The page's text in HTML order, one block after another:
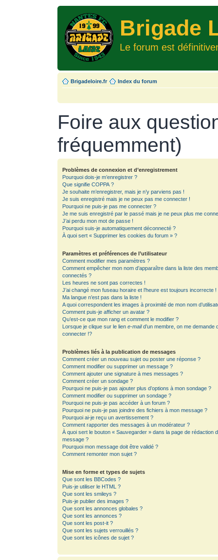
Brigade
Le forum est
Brigadeloire.fr Index du forum
Foire aux
fréquemment)
Problèmes de connexion et d’enregistrement
Pourquoi dois-je m’enregistrer ?
Que signifie COPPA ?
Je souhaite m’enregistrer, mais je n’y parviens pas !
Je suis enregistré mais je ne peux pas me connecter !
Pourquoi ne puis-je pas me connecter ?
Je me suis enregistré par le passé mais je ne peux plus me
J’ai perdu mon mot de passe !
Pourquoi suis-je automatiquement déconnecté ?
À quoi sert « Supprimer les cookies du forum » ?
Paramètres et préférences de l’utilisateur
Comment modifier mes paramètres ?
Comment empêcher mon nom d’apparaître dans la liste des
connectés ?
Les heures ne sont pas correctes !
J’ai changé mon fuseau horaire et l’heure est toujours incorrecte !
Ma langue n’est pas dans la liste !
A quoi correspondent les images à proximité de mon nom
Comment puis-je afficher un avatar ?
Qu’est-ce que mon rang et comment le modifier ?
Lorsque je clique sur le lien e-maild’un membre, on me demande
connecter !?
Problèmes liés à la publication de messages
Comment créer un nouveau sujet ou poster une réponse ?
Comment modifier ou supprimer un message ?
Comment ajouter une signature à mes messages ?
Comment créer un sondage ?
Pourquoi ne puis-je pas ajouter plus d’options à mon sondage ?
Comment modifier ou supprimer un sondage ?
Pourquoi ne puis-je pas accéder à un forum ?
Pourquoi ne puis-je pas joindre des fichiers à mon message ?
Pourquoi ai-je reçu un avertissement ?
Comment rapporter des messages à un modérateur ?
À quoi sert le bouton « Sauvegarder » dans la page de rédaction
message ?
Pourquoi mon message doit être validé ?
Comment remonter mon sujet ?
Mise en forme et types de sujets
Que sont les BBCodes ?
Puis-je utiliser le HTML ?
Que sont les smileys ?
Puis-je publier des images ?
Que sont les annonces globales ?
Que sont les annonces ?
Que sont les post-it ?
Que sont les sujets verrouillés ?
Que sont les icônes de sujet ?